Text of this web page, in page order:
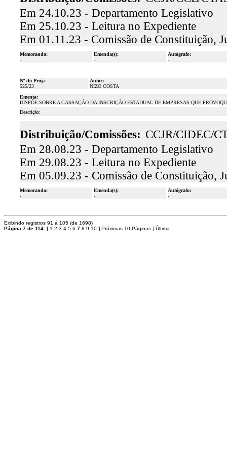
Em 24.10.23 - Departamento Legislativo
Em 25.10.23 - Leitura no Expediente
Em 01.11.23 - Comissão de Constituição,
Memorando:
-
Emenda(s):
-
Autógrafo:
-
Nº do Proj.:
525/23
Autor:
NIZO COSTA
Ementa:
DISPÕE SOBRE A CASSAÇÃO DA INSCRIÇÃO ESTADUAL DE EMPRESAS QUE
Descrição:
Distribuição/Comissões: CCJR/CIDEC/
Em 28.08.23 - Departamento Legislativo
Em 29.08.23 - Leitura no Expediente
Em 05.09.23 - Comissão de Constituição,
Memorando:
-
Emenda(s):
-
Autógrafo:
-
Exibindo registros 91 á 105 (de 1698)
Página 7 de 114: [ 1 2 3 4 5 6 7 8 9 10 ] Próximas 10 Páginas | Ùltima